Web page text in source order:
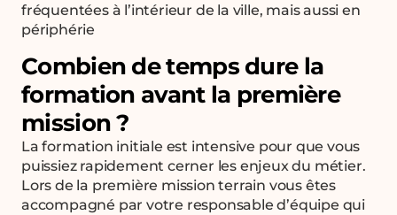
fréquentées à l’intérieur de la ville, mais aussi en
périphérie
Combien de temps dure la
formation avant la première
mission ?
La formation initiale est intensive pour que vous
puissiez rapidement cerner les enjeux du métier.
Lors de la première mission terrain vous êtes
accompagné par votre responsable d’équipe qui